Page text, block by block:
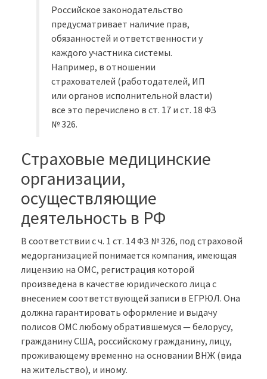
Российское законодательство
предусматривает наличие прав,
обязанностей и ответственности у
каждого участника системы.
Например, в отношении
страхователей (работодателей, ИП
или органов исполнительной власти)
все это перечислено в ст. 17 и ст. 18 ФЗ
№ 326.
Страховые медицинские
организации,
осуществляющие
деятельность в РФ
В соответствии с ч. 1 ст. 14 ФЗ № 326, под страховой
медорганизацией понимается компания, имеющая
лицензию на ОМС, регистрация которой
произведена в качестве юридического лица с
внесением соответствующей записи в ЕГРЮЛ. Она
должна гарантировать оформление и выдачу
полисов ОМС любому обратившемуся — белорусу,
гражданину США, российскому гражданину, лицу,
проживающему временно на основании ВНЖ (вида
на жительство), и иному.